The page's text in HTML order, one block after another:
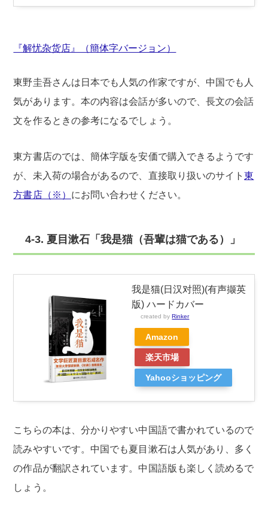
『解忧杂货店』（簡体字バージョン）
東野圭吾さんは日本でも人気の作家ですが、中国でも人
気があります。本の内容は会話が多いので、長文の会話
文を作るときの参考になるでしょう。
東方書店のでは、簡体字版を安価で購入できるようです
が、未入荷の場合があるので、直接取り扱いのサイト東
方書店（※） にお問い合わせください。
4-3. 夏目漱石「我是猫（吾輩は猫である）」
我是猫(日汉对照)(有声撷英
版) ハードカバー
created by Rinker
Amazon
楽天市場
Yahooショッピング
こちらの本は、分かりやすい中国語で書かれているので
読みやすいです。中国でも夏目漱石は人気があり、多く
の作品が翻訳されています。中国語版も楽しく読めるで
しょう。